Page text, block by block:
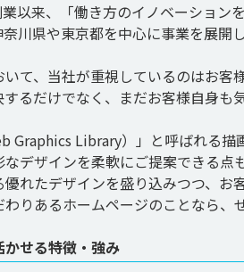
以来、「働き方のイノベーション
奈川県や東京都を中心に事業を展
て、当社が重視しているのはお
るだけでなく、まだお客様自身も
Graphics Library）」と呼ばれる
デザインを柔軟にご提案できる点
れたデザインを盛り込みつつ、お
せる特徴・強み